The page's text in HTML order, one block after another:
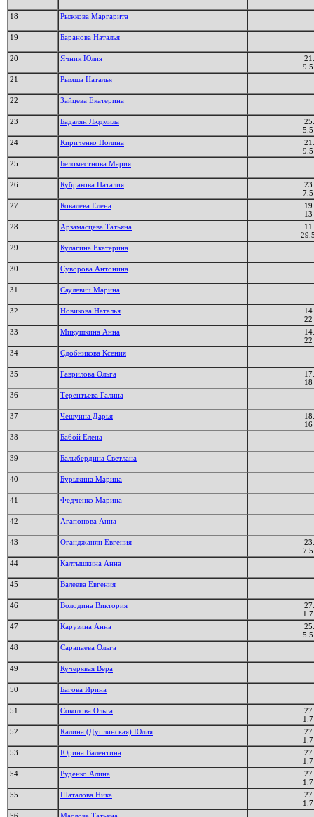
18 Рыжкова Маргарита
19 Баранова Наталья
20 Ячник Юлия
21.
9.5
21
Рымша Наталья
22 Зайцева Екатерина
23 Бадалян Людмила
25.
5.5
24
Кириченко Полина
21.
9.5
25
Беломестнова Мария
26 Кубракова Наталия
23.
7.5
27
Ковалева Елена
19.
13
28
Арзамасцева Татьяна
11.
29
Кулагина Екатерина
30 Суворова Антонина
31 Саулевич Марина
32 Новикова Наталья
14.
22
33
Микушкина Анна
14.
22
34
Сдобникова Ксения
35 Гаврилова Ольга
17.
18
36
Терентьева Галина
37 Чешуина Дарья
18.
16
38
Бабой Елена
39 Балыбердина Светлана
40 Бурыкина Марина
41 Федченко Марина
42 Агапонова Анна
43 Оганджанян Евгения
23.
7.5
44
Калтышкина Анна
45 Валеева Евгения
46 Володина Виктория
27.
1.7
47
Карузина Анна
25.
5.5
48
Сарапаева Ольга
49 Кучерявая Вера
50 Багова Ирина
51 Соколова Ольга
27.
1.7
52
Калина (Дуплинская) Юлия
27.
1.7
53
Юрина Валентина
27.
1.7
54
Руденко Алина
27.
1.7
55
Шаталова Ника
27.
1.7